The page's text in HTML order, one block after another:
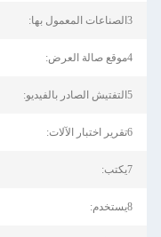
3الصناعات المعمول بها:
4موقع صالة العرض:
5التفتيش الصادر بالفيديو:
6تقرير اختبار الآلات:
7يكتب:
8يستخدم: